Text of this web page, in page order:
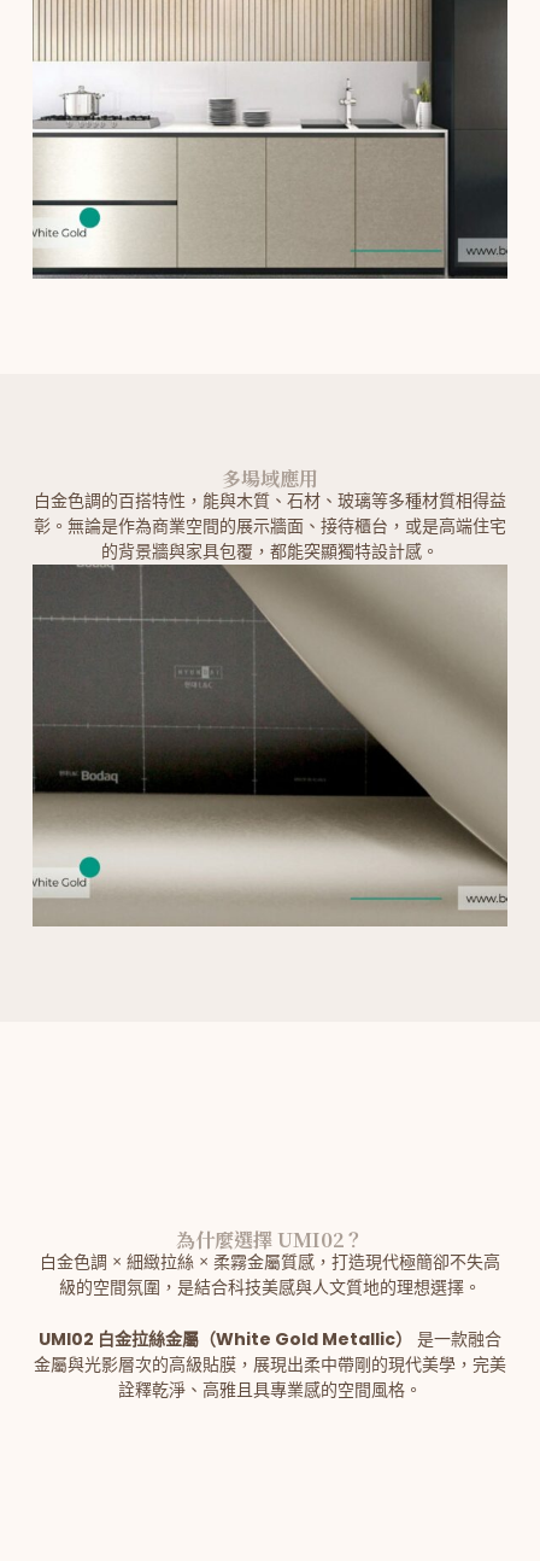
多場域應用
白金色調的百搭特性，能與木質、石材、玻璃等多種材質相得益
彰。無論是作為商業空間的展示牆面、接待櫃台，或是高端住宅
的背景牆與家具包覆，都能突顯獨特設計感。
為什麼選擇 UMI02？
白金色調 × 細緻拉絲 × 柔霧金屬質感，打造現代極簡卻不失高
級的空間氛圍，是結合科技美感與人文質地的理想選擇。
UMI02 白金拉絲金屬（White Gold Metallic）
是一款融合
金屬與光影層次的高級貼膜，展現出柔中帶剛的現代美學，完美
詮釋乾淨、高雅且具專業感的空間風格。